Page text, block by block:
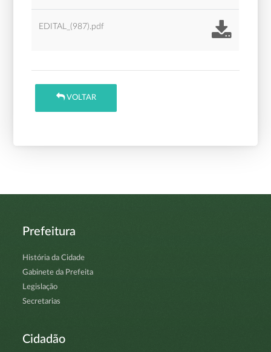
EDITAL_(987).pdf
VOLTAR
Prefeitura
História da Cidade
Gabinete da Prefeita
Legislação
Secretarias
Cidadão